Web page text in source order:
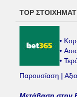
TOP
•
•
•
Παρουσίαση |